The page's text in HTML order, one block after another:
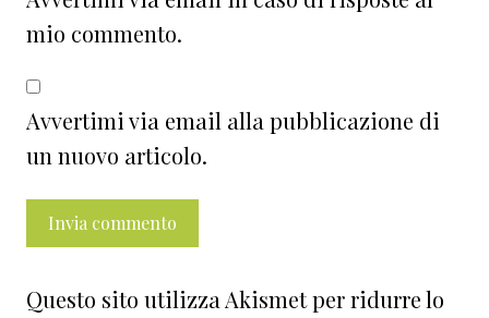
mio commento.
Avvertimi via email alla pubblicazione di
un nuovo articolo.
Questo sito utilizza Akismet per ridurre lo